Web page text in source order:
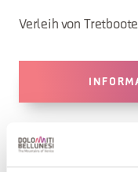
Verleih von